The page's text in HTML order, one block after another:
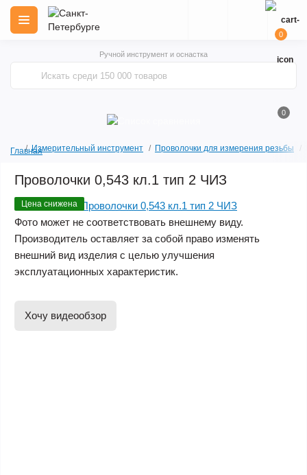
Ручной инструмент и оснастка
0
0
ГлавнаяИзмерительный инструмент Проволочки для измерения резьбы
Проволочки 0,543 кл.1 тип 2 ЧИЗ
Цена снижена
Фото может не соответствовать внешнему виду.
Производитель оставляет за собой право изменять
внешний вид изделия с целью улучшения
эксплуатационных характеристик.
Хочу видеообзор